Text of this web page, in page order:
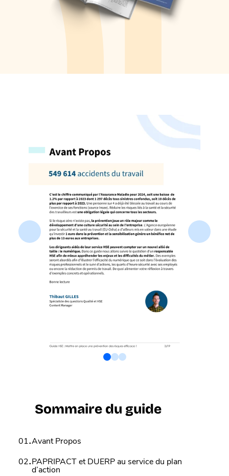
Sommaire du guide
01.Avant Propos
02.PAPRIPACT et DUERP au service du plan
d’action